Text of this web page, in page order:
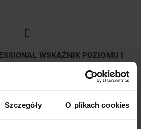
Szczegóły O plikach cookies
WSKAŹNIK POZIOMU I
208.14